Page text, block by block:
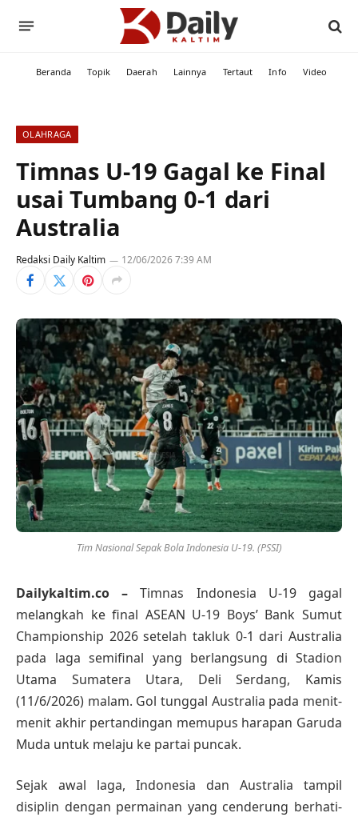
Beranda Topik Daerah Lainnya Tertaut Info Video
OLAHRAGA
Timnas U-19 Gagal ke Final
usai Tumbang 0-1 dari
Australia
Redaksi Daily Kaltim 12/06/2026 7:39 AM
Tim Nasional Sepak Bola Indonesia U-19. (PSSI)
Dailykaltim.co –Timnas Indonesia U-19 gagal
melangkah ke final ASEAN U-19 Boys’ Bank Sumut
Championship 2026 setelah takluk 0-1 dari Australia
pada laga semifinal yang berlangsung di Stadion
Utama Sumatera Utara, Deli Serdang, Kamis
(11/6/2026) malam. Gol tunggal Australia pada menit-
menit akhir pertandingan memupus harapan Garuda
Muda untuk melaju ke partai puncak.
Sejak awal laga, Indonesia dan Australia tampil
disiplin dengan permainan yang cenderung berhati-